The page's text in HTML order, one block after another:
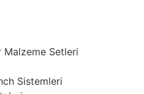
Malzeme Setleri
Sistemleri